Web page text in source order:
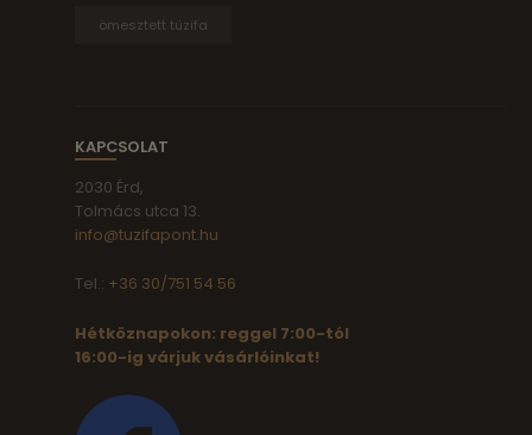
ömesztett tüzifa
KAPCSOLAT
2030 Érd,
Tolmács utca 13.
info@tuzifapont.hu
Tel.: +36 30/751 54 56
Hétköznapokon: reggel 7:00-tól
16:00-ig várjuk vásárlóinkat!